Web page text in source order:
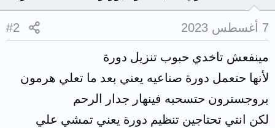
7 أغسطس 2023 #2
مينفعش تاخدي حبوب تنزيل دورة
لأنها حتعمل دورة صناعيه يعني بعد ما تعلي هرمون
بروجسترون حتسحبه فينهار جدار الرحم
لكن انتي تحتاجين تنظيم دورة يعني تمشي علي